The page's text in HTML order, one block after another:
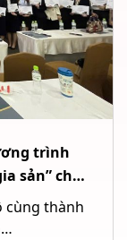
trình
sản” cho
(VIB) tại
cùng thành